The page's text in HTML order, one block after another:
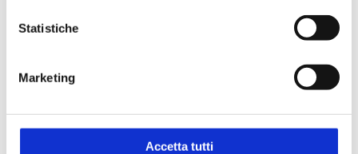
Statistiche
Marketing
Accetta tutti
Codici prodotto
STEROGLASS
DESCRIZIONE
FLEQ008213 450.1021.25
Cronometro digitale
Magma